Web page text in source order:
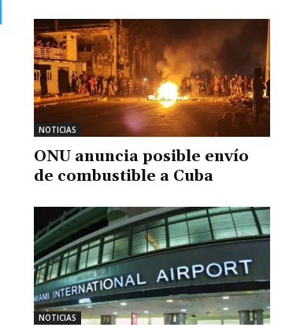
NOTICIAS
ONU anuncia posible envío
de combustible a Cuba
NOTICIAS